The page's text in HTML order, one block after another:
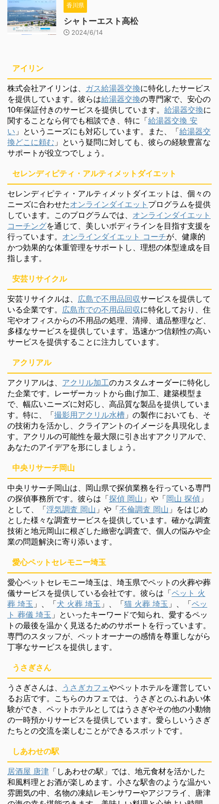
香川県
シャトーエスト高松
2024/6/14
アイリン
株式会社アイリンは、 ガス給湯器交換に特化したサービス
を提供しています。彼らは給湯器交換の専門家で、安心の
10年保証付きのサービスを提供しています。 給湯器交換に
関することなら何でも相談でき、特に「給湯器交換 安
い 」というニーズにも対応しています。また、「給湯器交
換どこに頼む 」という疑問に対しても、彼らの経験豊富な
サポートが役立つでしょう。
セレンディピティ・アルティメットダイエット
セレンディピティ・アルティメットダイエットは、個々の
ニーズに合わせたオンラインダイエット プログラムを提供
しています。このプログラムでは、 オンラインダイエット
コーチングを通じて、美しいボディラインを目指す支援を
行っています。 オンラインダイエット コーチが、健康的
かつ効果的な体重管理をサポートし、理想の体型達成を目
指します。
安芸リサイクル
安芸リサイクルは、 広島で不用品回収サービスを提供して
いる企業です。 広島市での不用品回収に特化しており、住
宅やオフィスからの不用品の処理、清掃、遺品整理など、
多様なサービスを提供しています。迅速かつ信頼性の高い
サービスを提供することに注力しています。
アクリアル
アクリアルは、 アクリル加工のカスタムオーダーに特化し
た企業です。レーザーカットから曲げ加工、建築模型ま
で、幅広いニーズに対応し、高品質な製品を提供していま
す。特に、「撮影用アクリル水槽 」の製作においても、そ
の技術力を活かし、クライアントのイメージを具現化しま
す。アクリルの可能性を最大限に引き出すアクリアルで、
あなたのアイデアを形にしましょう。
中央リサーチ岡山
中央リサーチ岡山は、岡山県で探偵業務を行っている専門
の探偵事務所です。彼らは「探偵 岡山 」や「岡山 探偵 」
として、「浮気調査 岡山 」や「不倫調査 岡山 」をはじめ
とした様々な調査サービスを提供しています。確かな調査
技術と地元岡山に根ざした緻密な調査で、個人の悩みや企
業の問題解決に寄り添います。
愛心ペットセレモニー埼玉
愛心ペットセレモニー埼玉は、埼玉県でペットの火葬や葬
儀サービスを提供している会社です。彼らは「ペット 火
葬 埼玉 」、「犬 火葬 埼玉 」、「猫 火葬 埼玉 」、「ペッ
ト 葬儀 埼玉 」といったキーワードで知られ、愛するペッ
トの最後を温かく見送るためのサポートを行っています。
専門のスタッフが、ペットオーナーの感情を尊重しながら
丁寧なサービスを提供します。
うさぎさん
うさぎさんは、 うさぎカフェやペットホテルを運営してい
るお店です。こちらのカフェでは、うさぎとのふれあい体
験ができ、ペットホテルとしてはうさぎやその他の小動物
の一時預かりサービスを提供しています。愛らしいうさぎ
たちとの交流を楽しむことができるスポットです。
しあわせの駅
居酒屋 唐津 「しあわせの駅」では、地元食材を活かした
和風料理とお酒が楽しめます。小さな駅舎のような温かい
雰囲気の中、名物の凍結レモンサワーやアジフライ、唐津